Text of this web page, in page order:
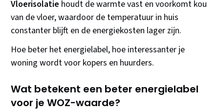
Vloerisolatie houdt de warmte vast en voorkomt kou
van de vloer, waardoor de temperatuur in huis
constanter blijft en de energiekosten lager zijn.
Hoe beter het energielabel, hoe interessanter je
woning wordt voor kopers en huurders.
Wat betekent een beter energielabel
voor je WOZ-waarde?